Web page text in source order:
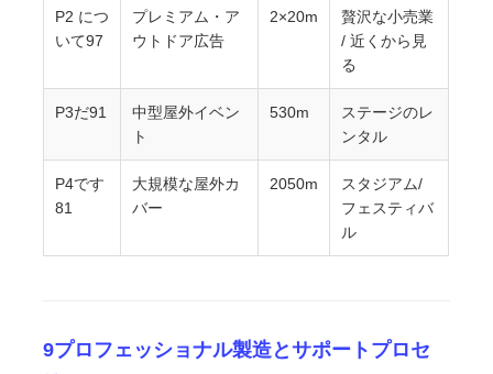
P2 につ
いて97
プレミアム・ア
ウトドア広告
2×20m
贅沢な小売業
/ 近くから見
る
P3だ91
中型屋外イベン
ト
530m
ステージのレ
ンタル
P4です
81
大規模な屋外カ
バー
2050m
スタジアム/
フェスティバ
ル
9プロフェッショナル製造とサポートプロセ